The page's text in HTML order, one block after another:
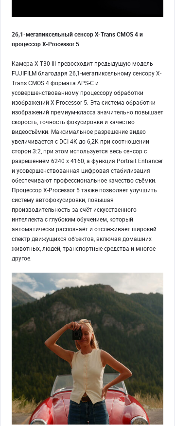
26,1-мегапиксельный сенсор X-Trans CMOS 4 и
процессор X-Processor 5
Камера X-T30 III превосходит предыдущую модель
FUJIFILM благодаря 26,1-мегапиксельному сенсору X-
Trans CMOS 4 формата APS-C и
усовершенствованному процессору обработки
изображений X-Processor 5. Эта система обработки
изображений премиум-класса значительно повышает
скорость, точность фокусировки и качество
видеосъёмки. Максимальное разрешение видео
увеличивается с DCI 4K до 6,2K при соотношении
сторон 3:2, при этом используется весь сенсор с
разрешением 6240 x 4160, а функция Portrait Enhancer
и усовершенствованная цифровая стабилизация
обеспечивают профессиональное качество съёмки.
Процессор X-Processor 5 также позволяет улучшить
систему автофокусировки, повышая
производительность за счёт искусственного
интеллекта с глубоким обучением, который
автоматически распознаёт и отслеживает широкий
спектр движущихся объектов, включая домашних
животных, людей, транспортные средства и многое
другое.